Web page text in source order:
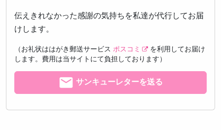
伝えきれなかった感謝の気持ちを私達が代行してお届
けします。
（お礼状ははがき郵送サービス ポスコミ
を利用してお届け
します。費用は当サイトにて負担しております）
サンキューレターを送る